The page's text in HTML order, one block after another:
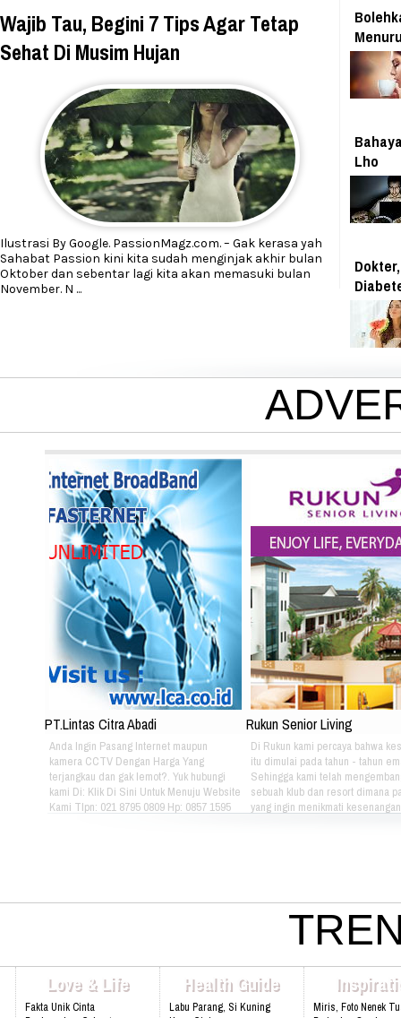
Wajib Tau, Begini 7 Tips Agar Tetap
Sehat Di Musim Hujan
Ilustrasi By Google. PassionMagz.com. – Gak kerasa yah
Sahabat Passion kini kita sudah menginjak akhir bulan
Oktober dan sebentar lagi kita akan memasuki bulan
November. N ...
Lho
PT.Lintas Citra Abadi
Anda Ingin Pasang Internet maupun
kamera CCTV Dengan Harga Yang
terjangkau dan gak lemot?. Yuk hubungi
kami Di: Klik Di Sini Untuk Menuju Website
Kami Tlpn: 021 8795 0809 Hp: 0857 1595
Rukun Senior Living
Di Rukun kami percaya bahwa
itu dimulai pada tahun - tahun
Sehingga kami telah
sebuah klub dan resort dimana
yang ingin menikmati
Darmawan Park Gate 1, Jl. Raya
Madang No. 99 Sentul, 16810.
Web:www.rukunseniorliving.com
Love & Life
Fakta Unik Cinta
Health Guide
Labu Parang, Si Kuning
Miris, Foto Nenek